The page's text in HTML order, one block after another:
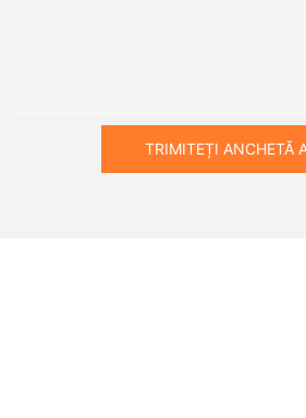
TRIMITEȚI ANCHETĂ